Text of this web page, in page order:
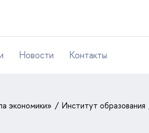
Новости Контакты
экономики» Институт образования